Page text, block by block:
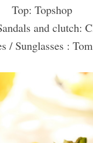
Top: Topshop
and clutch:
/ Sunglasses :